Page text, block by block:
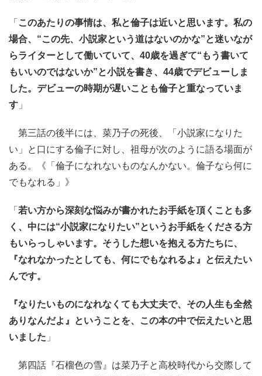
「 このあたりの事情は、私と倫子は近いと思います。私の
場合、“この先、小説家という道はないのかな”と迷いなが
らライターとして働いていて、40歳を過ぎて“もう書いて
もいいのではないか”と小説を書き、44歳でデビューしま
した。デビューの時期が遅いことも倫子と重なっていま
す 」
第三話の後半には、菜乃子の死後、「小説家になりた
い」と口にする倫子に対し、祖母が次のように語る場面が
ある。《「倫子になれないものなんかない。倫子なら何に
でもなれる」》
「 若い方から深刻な悩みが書かれたお手紙を頂くことも多
く、中には“小説家になりたい”というお手紙をくださる方
もいらっしゃいます。そうした想いを抱える方たちに、
『なれなかったとしても、何にでもなれるよ』と伝えたい
んです。
『なりたいものになれなくても大丈夫で、その人生も全然
ありなんだよ』ということを、この本の中で伝えたいと思
いました 」
第四話『石榴色の雪』は菜乃子と高校時代から交際して